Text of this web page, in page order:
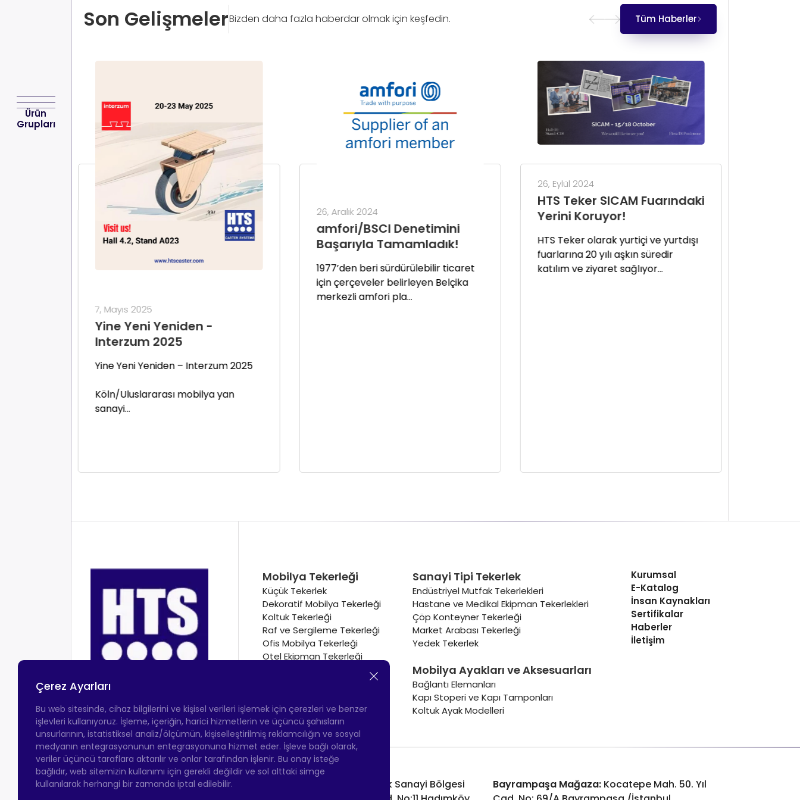
Ürün
Grupları
Son GelişmelerBizden daha fazla haberdar olmak için keşfedin. Tüm Haberler
7, Mayıs 2025
Yine Yeni Yeniden -
Interzum 2025
Yine Yeni Yeniden – Interzum 2025
Köln/Uluslararası mobilya yan
sanayi...
26, Aralık 2024
amfori/BSCI Denetimini
Başarıyla Tamamladık!
1977’den beri sürdürülebilir ticaret
için çerçeveler belirleyen Belçika
merkezli amfori pla...
26, Eylül 2024
HTS Teker SICAM Fuarındaki
Yerini Koruyor!
HTS Teker olarak yurtiçi ve yurtdışı
fuarlarına 20 yılı aşkın süredir
katılım ve ziyaret sağlıyor...
Mobilya Tekerleği
Küçük Tekerlek
Dekoratif Mobilya Tekerleği
Koltuk Tekerleği
Raf ve Sergileme Tekerleği
Ofis Mobilya Tekerleği
Otel Ekipman Tekerleği
Soğutucu ve Isıtıcı Tekerleği
Sanayi Tipi Tekerlek
Endüstriyel Mutfak Tekerlekleri
Hastane ve Medikal Ekipman Tekerlekleri
Çöp Konteyner Tekerleği
Market Arabası Tekerleği
Yedek Tekerlek
Mobilya Ayakları ve Aksesuarları
Bağlantı Elemanları
Kapı Stoperi ve Kapı Tamponları
Koltuk Ayak Modelleri
Kurumsal
E-Katalog
İnsan Kaynakları
Sertifikalar
Haberler
İletişim
Atatürk Sanayi Bölgesi
Bayrampaşa Mağaza:Kocatepe Mah. 50. Yıl
Çerez Ayarları
Bu web sitesinde, cihaz bilgilerini ve kişisel verileri işlemek için çerezleri ve benzer
işlevleri kullanıyoruz. İşleme, içeriğin, harici hizmetlerin ve üçüncü şahısların
unsurlarının, istatistiksel analiz/ölçümün, kişiselleştirilmiş reklamcılığın ve sosyal
medyanın entegrasyonunun entegrasyonuna hizmet eder. İşleve bağlı olarak,
veriler üçüncü taraflara aktarılır ve onlar tarafından işlenir. Bu onay isteğe
bağlıdır, web sitemizin kullanımı için gerekli değildir ve sol alttaki simge
kullanılarak herhangi bir zamanda iptal edilebilir.